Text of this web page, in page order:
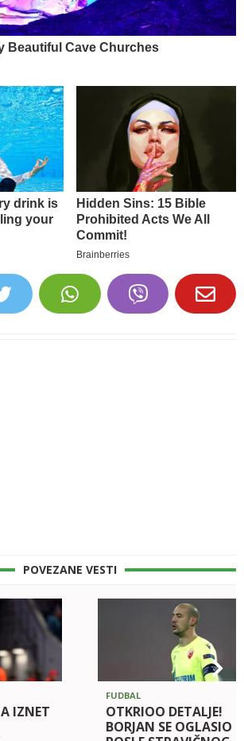
POVEZANE VESTI
IZNET
FUDBAL
OTKRIOO DETALJE!
BORJAN SE OGLASIO